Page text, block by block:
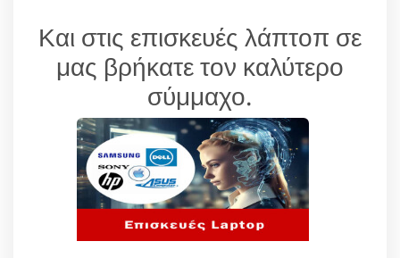
Και στις επισκευές λάπτοπ σε
μας βρήκατε τον καλύτερο
σύμμαχο.